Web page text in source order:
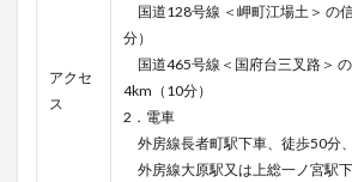
アクセ
ス
国道128号線 ＜岬町江場土＞ の
分）
国道465号線＜国府台三叉路＞
4km（10分）
2．電車
外房線長者町駅下車、徒歩50分
外房線大原駅又は上総一ノ宮駅下